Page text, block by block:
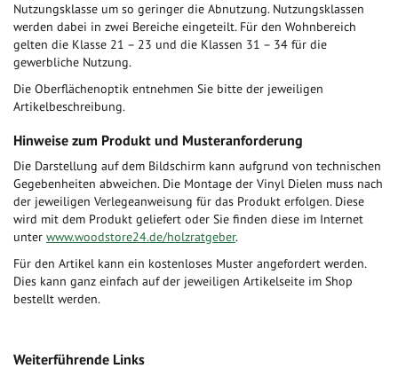
Nutzungsklasse um so geringer die Abnutzung. Nutzungsklassen
werden dabei in zwei Bereiche eingeteilt. Für den Wohnbereich
gelten die Klasse 21 – 23 und die Klassen 31 – 34 für die
gewerbliche Nutzung.
Die Oberflächenoptik entnehmen Sie bitte der jeweiligen
Artikelbeschreibung.
Hinweise zum Produkt und Musteranforderung
Die Darstellung auf dem Bildschirm kann aufgrund von technischen
Gegebenheiten abweichen. Die Montage der Vinyl Dielen muss nach
der jeweiligen Verlegeanweisung für das Produkt erfolgen. Diese
wird mit dem Produkt geliefert oder Sie finden diese im Internet
unter www.woodstore24.de/holzratgeber.
Für den Artikel kann ein kostenloses Muster angefordert werden.
Dies kann ganz einfach auf der jeweiligen Artikelseite im Shop
bestellt werden.
Weiterführende Links